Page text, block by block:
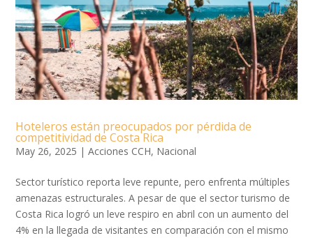
Hoteleros están preocupados por pérdida de
competitividad de Costa Rica
May 26, 2025 |Acciones CCH, Nacional
Sector turístico reporta leve repunte, pero enfrenta múltiples
amenazas estructurales. A pesar de que el sector turismo de
Costa Rica logró un leve respiro en abril con un aumento del
4% en la llegada de visitantes en comparación con el mismo